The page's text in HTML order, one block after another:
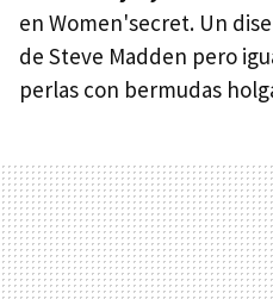
en Women'secret. Un
de Steve Madden pero
perlas con bermudas